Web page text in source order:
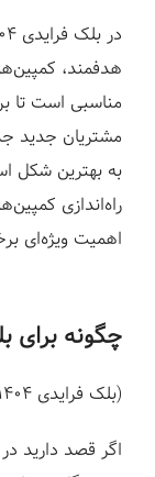
هدفمند،
مناسبی است تا
مشتریان جدید
به بهترین شکل
راه‌اندازی
اهمیت ویژه‌ای
چگونه برای بلک
(بلک فرایدی ۱۴۰۴ چه روزی است)